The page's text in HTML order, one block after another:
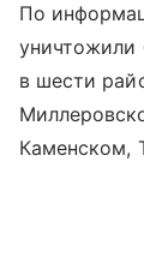
По
уничтожили
в шести
Каменском,